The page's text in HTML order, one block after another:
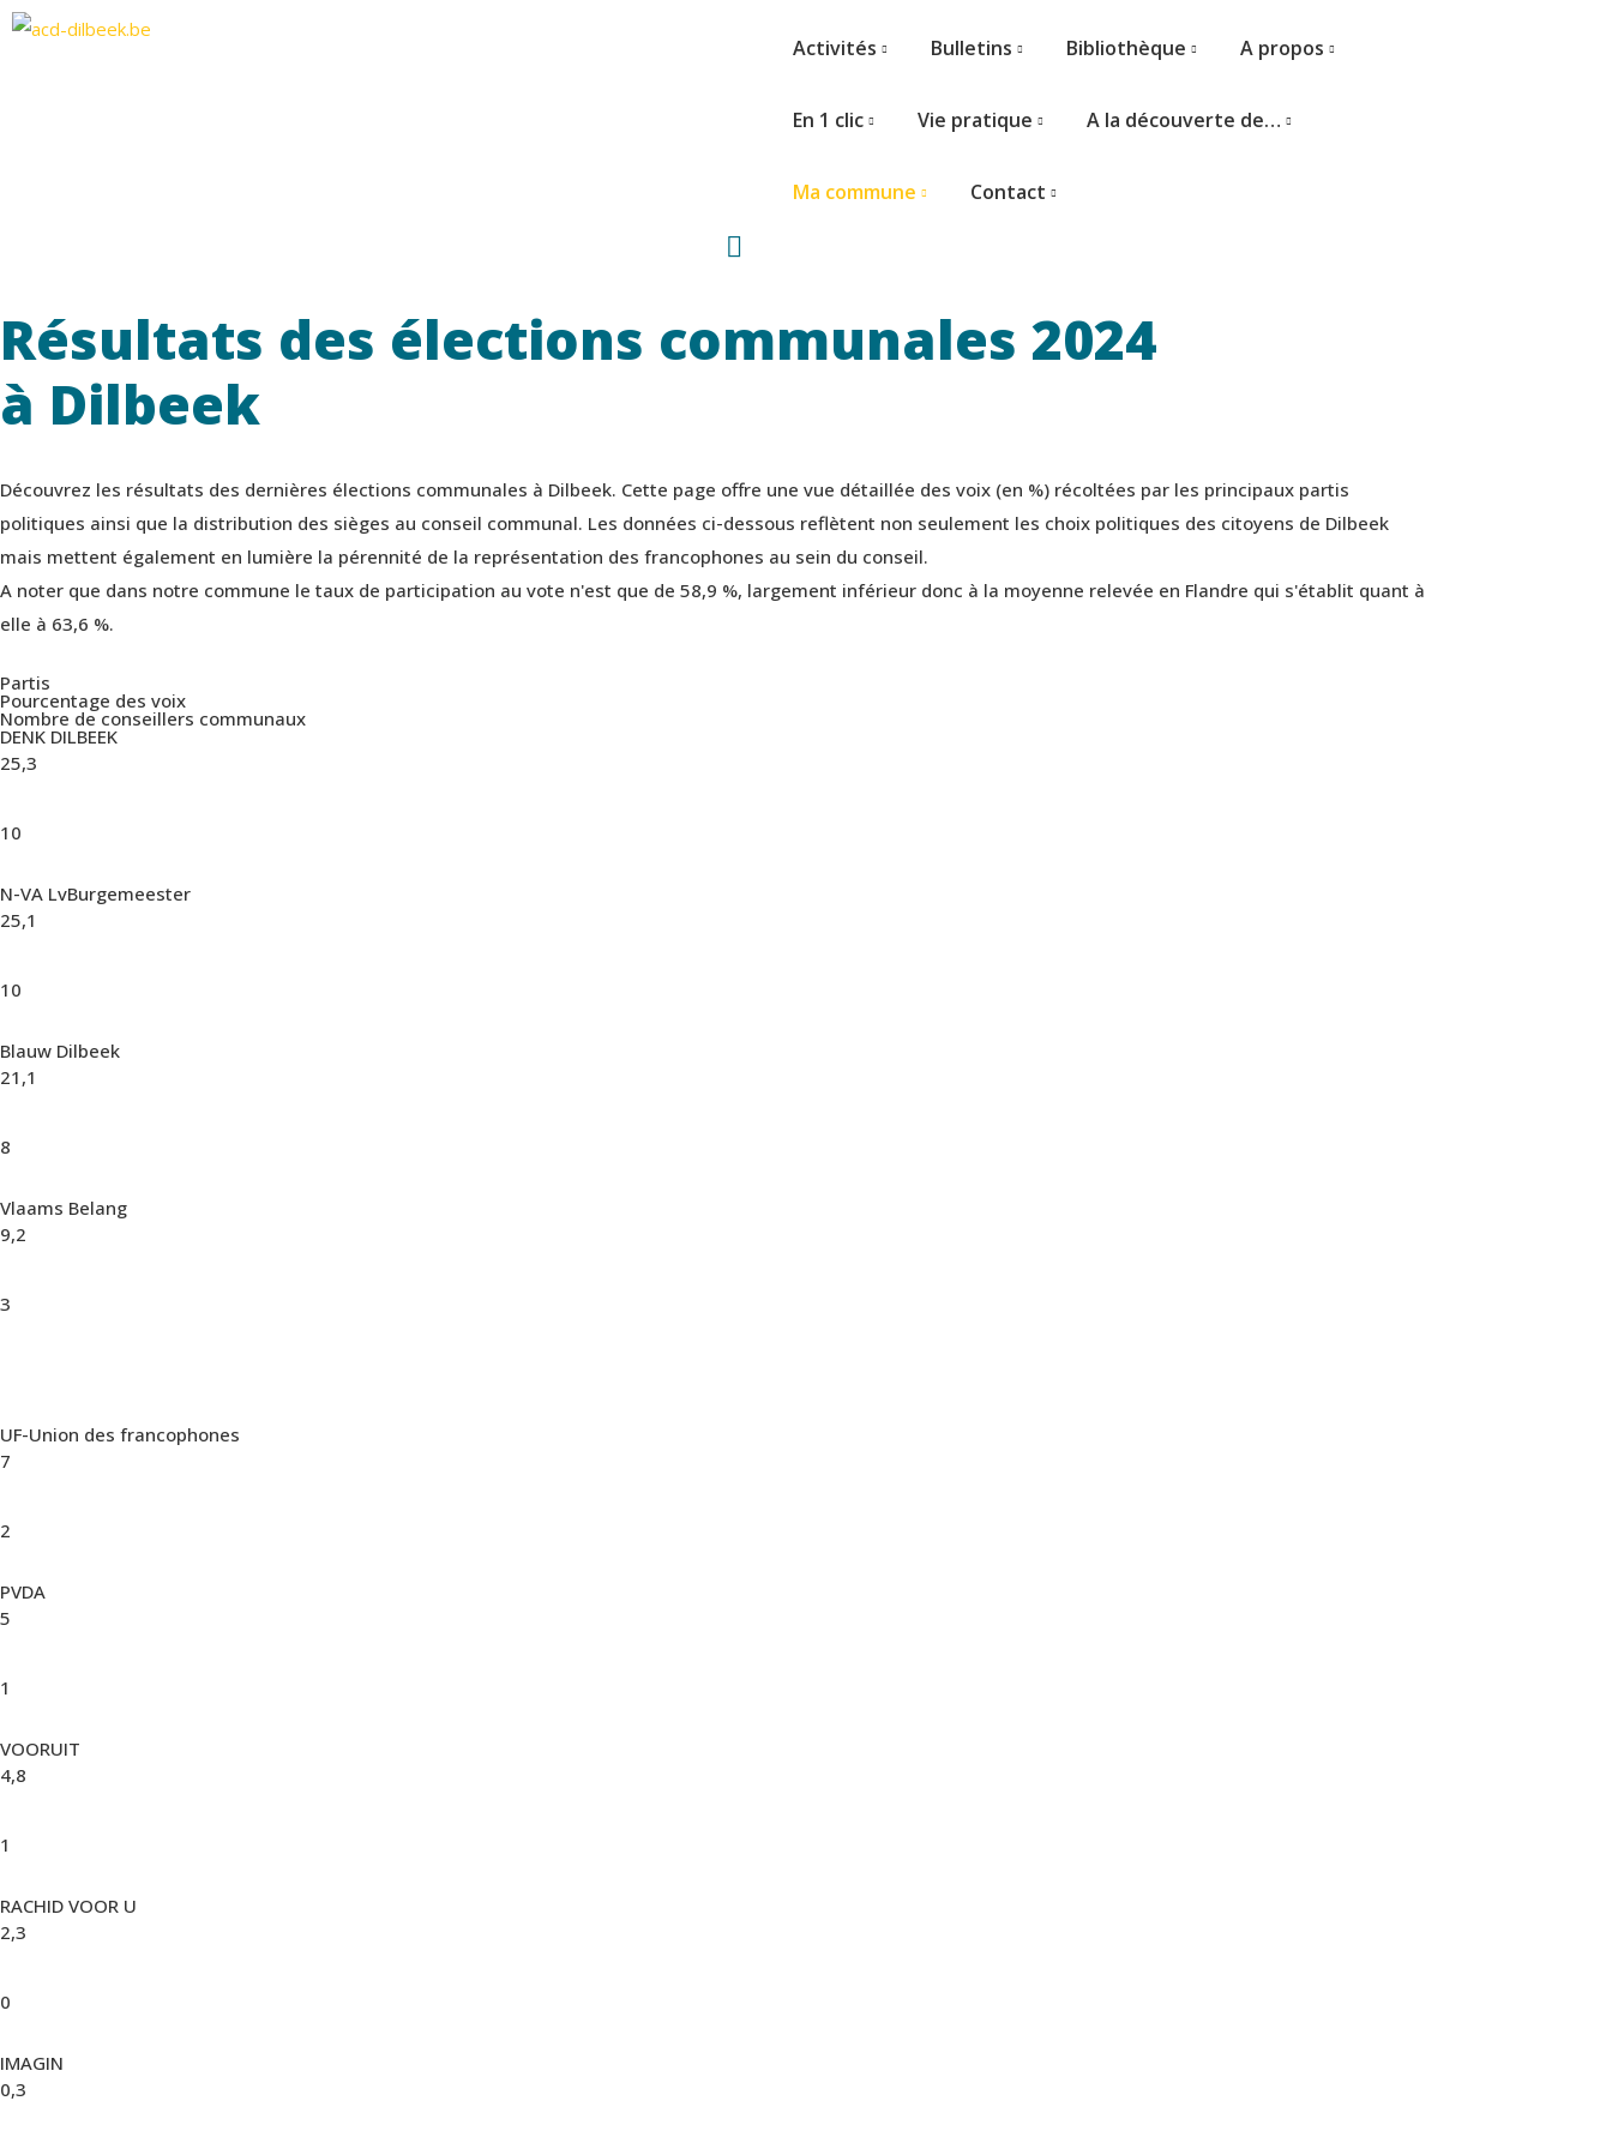
Activités Bulletins Bibliothèque A propos
En 1 clic Vie pratique A la découverte de…
Ma commune Contact
Résultats des élections communales 2024
à Dilbeek
Découvrez les résultats des dernières élections communales à Dilbeek. Cette page offre une vue détaillée des voix (en %) récoltées par les principaux partis
politiques ainsi que la distribution des sièges au conseil communal. Les données ci-dessous reflètent non seulement les choix politiques des citoyens de Dilbeek
mais mettent également en lumière la pérennité de la représentation des francophones au sein du conseil.
A noter que dans notre commune le taux de participation au vote n'est que de 58,9 %, largement inférieur donc à la moyenne relevée en Flandre qui s'établit quant à
elle à 63,6 %.
Partis
Pourcentage des voix
Nombre de conseillers communaux
DENK DILBEEK
25,3
10
N-VA LvBurgemeester
25,1
10
Blauw Dilbeek
21,1
8
Vlaams Belang
9,2
3
UF-Union des francophones
7
2
PVDA
5
1
VOORUIT
4,8
1
RACHID VOOR U
2,3
0
IMAGIN
0,3